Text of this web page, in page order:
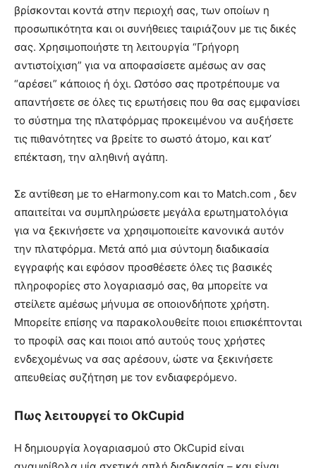
βρίσκονται κοντά στην περιοχή σας, των οποίων η
προσωπικότητα και οι συνήθειες ταιριάζουν με τις δικές
σας. Χρησιμοποιήστε τη λειτουργία “Γρήγορη
αντιστοίχιση” για να αποφασίσετε αμέσως αν σας
“αρέσει” κάποιος ή όχι. Ωστόσο σας προτρέπουμε να
απαντήσετε σε όλες τις ερωτήσεις που θα σας εμφανίσει
το σύστημα της πλατφόρμας προκειμένου να αυξήσετε
τις πιθανότητες να βρείτε το σωστό άτομο, και κατ’
επέκταση, την αληθινή αγάπη.
Σε αντίθεση με το eHarmony.com και το Match.com , δεν
απαιτείται να συμπληρώσετε μεγάλα ερωτηματολόγια
για να ξεκινήσετε να χρησιμοποιείτε κανονικά αυτόν
την πλατφόρμα. Μετά από μια σύντομη διαδικασία
εγγραφής και εφόσον προσθέσετε όλες τις βασικές
πληροφορίες στο λογαριασμό σας, θα μπορείτε να
στείλετε αμέσως μήνυμα σε οποιονδήποτε χρήστη.
Μπορείτε επίσης να παρακολουθείτε ποιοι επισκέπτονται
το προφίλ σας και ποιοι από αυτούς τους χρήστες
ενδεχομένως να σας αρέσουν, ώστε να ξεκινήσετε
απευθείας συζήτηση με τον ενδιαφερόμενο.
Πως λειτουργεί το OkCupid
Η δημιουργία λογαριασμού στο OkCupid είναι